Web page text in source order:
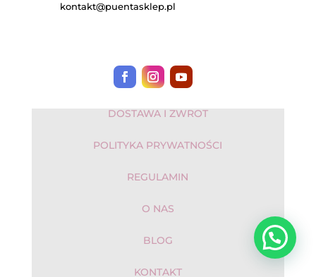
kontakt@puentasklep.pl
DOSTAWA I ZWROT
POLITYKA PRYWATNOŚCI
REGULAMIN
O NAS
BLOG
KONTAKT